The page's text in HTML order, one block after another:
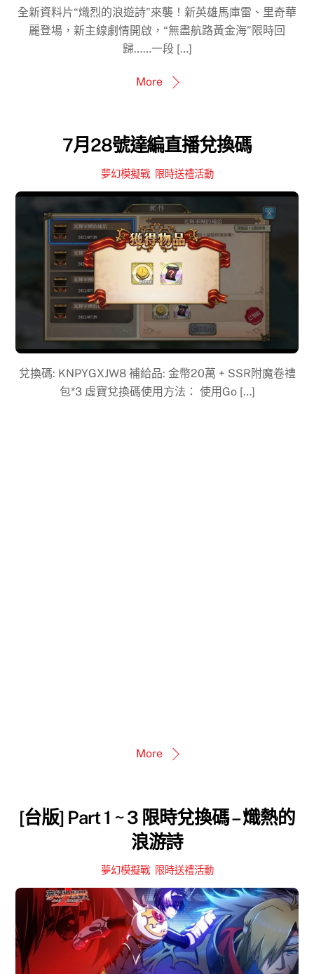
全新資料片“熾烈的浪遊詩”來襲！新英雄馬庫雷、里奇華
麗登場，新主線劇情開啟，“無盡航路黃金海”限時回
歸……一段 […]
More
7月28號達編直播兌換碼
夢幻模擬戰, 限時送禮活動
兌換碼: ​KNPYGXJW8 補給品: 金幣20萬 + SSR附魔卷禮
包*3 虛寶兌換碼使用方法： 使用Go […]
More
[台版] Part 1 ~ 3 限時兌換碼 – 熾熱的
浪游詩
夢幻模擬戰, 限時送禮活動